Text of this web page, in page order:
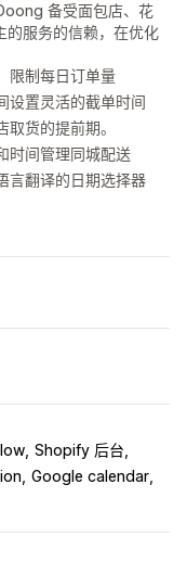
备受面包店、花
的服务的信赖，在优化
限制每日订单量
设置灵活的截单时间
货的提前期。
时间管理同城配送
言翻译的日期选择器
Shopify 后台
Google calendar